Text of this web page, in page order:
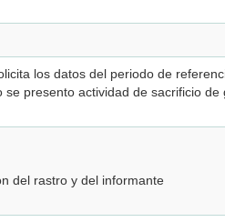
los datos del periodo de
presento actividad de sacrificio
del rastro y del informante